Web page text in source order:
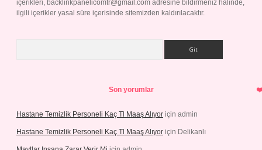
içerikleri, backlinkpanelicomtr@gmail.com adresine bildirmeniz halinde,
ilgili içerikler yasal süre içerisinde sitemizden kaldırılacaktır.
Son yorumlar
Hastane Temizlik Personeli Kaç Tl Maaş Alıyor için admin
Hastane Temizlik Personeli Kaç Tl Maaş Alıyor için Delikanlı